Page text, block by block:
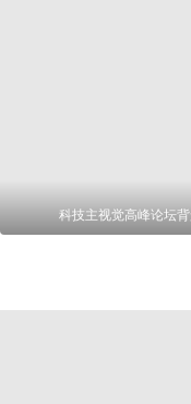
科技主视觉高峰论坛